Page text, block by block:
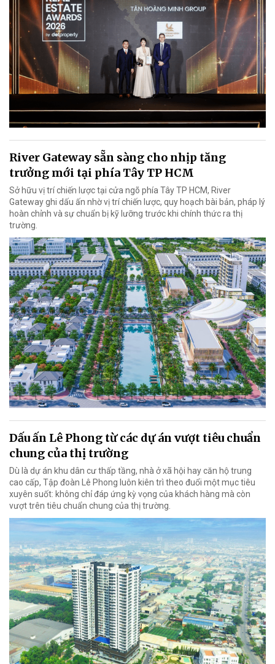
River Gateway sẵn sàng cho nhịp tăng
trưởng mới tại phía Tây TP HCM
Sở hữu vị trí chiến lược tại cửa ngõ phía Tây TP HCM, River
Gateway ghi dấu ấn nhờ vị trí chiến lược, quy hoạch bài bản, pháp lý
hoàn chỉnh và sự chuẩn bị kỹ lưỡng trước khi chính thức ra thị
trường.
Dấu ấn Lê Phong từ các dự án vượt tiêu chuẩn
chung của thị trường
Dù là dự án khu dân cư thấp tầng, nhà ở xã hội hay căn hộ trung
cao cấp, Tập đoàn Lê Phong luôn kiên trì theo đuổi một mục tiêu
xuyên suốt: không chỉ đáp ứng kỳ vọng của khách hàng mà còn
vượt trên tiêu chuẩn chung của thị trường.